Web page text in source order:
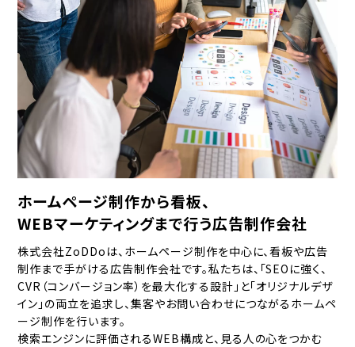
ホームページ制作から看板、
WEBマーケティングまで行う広告制作会社
株式会社ZoDDoは、ホームページ制作を中心に、看板や広告
制作まで手がける広告制作会社です。私たちは、「SEOに強く、
CVR（コンバージョン率）を最大化する設計」と「オリジナルデザ
イン」の両立を追求し、集客やお問い合わせにつながるホームペ
ージ制作を行います。
検索エンジンに評価されるWEB構成と、見る人の心をつかむ